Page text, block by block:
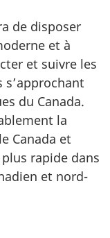
de disposer
et à
et suivre les
du Canada.
la
Canada et
rapide dans
et nord-